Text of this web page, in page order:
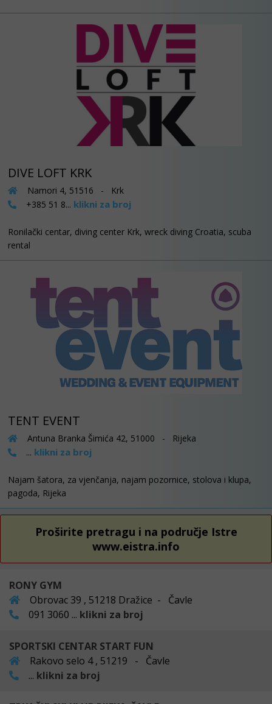
DIVE LOFT KRK
Namori 4, 51516 - Krk
+385 51 8... klikni za broj
Ronilački centar, diving center Krk, wreck diving Croatia, scuba
rental
TENT EVENT
Antuna Branka Šimića 42, 51000 - Rijeka
... klikni za broj
Najam šatora, za vjenčanja, najam pozornice, stolova i klupa,
pagoda, Rijeka
Proširite pretragu i na područje Istre
www.eistra.info
RONY GYM
Obrovac 39 , 51218 Dražice - Čavle
091 3060 ... klikni za broj
SPORTSKI CENTAR START FUN
Rakovo selo 4 , 51219 - Čavle
... klikni za broj